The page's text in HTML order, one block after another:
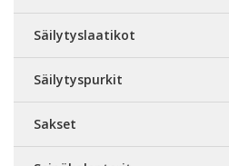
Säilytyslaatikot
Säilytyspurkit
Sakset